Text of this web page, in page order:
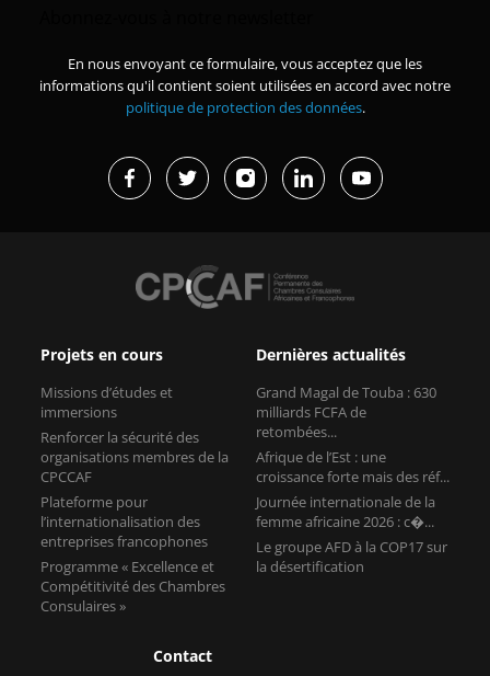
En nous envoyant ce formulaire, vous acceptez que les
informations qu'il contient soient utilisées en accord avec notre
politique de protection des données.
Projets en cours
Missions d’études et
immersions
Renforcer la sécurité des
organisations membres de la
CPCCAF
Plateforme pour
l’internationalisation des
entreprises francophones
Programme « Excellence et
Compétitivité des Chambres
Consulaires »
Dernières actualités
Grand Magal de Touba : 630
milliards FCFA de
retombées...
Afrique de l’Est : une
croissance forte mais des réf...
Journée internationale de la
femme africaine 2026 : c�...
Le groupe AFD à la COP17 sur
la désertification
Contact